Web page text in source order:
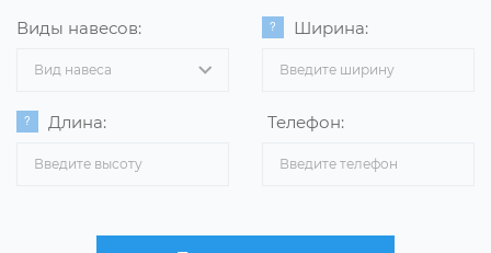
Виды навесов:
Вид навеса
Ширина:
Длина: Телефон: